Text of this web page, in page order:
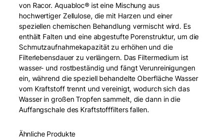
von Racor. Aquabloc® ist eine Mischung aus
hochwertiger Zellulose, die mit Harzen und einer
speziellen chemischen Behandlung vermischt wird. Es
enthält Falten und eine abgestufte Porenstruktur, um die
Schmutzaufnahmekapazität zu erhöhen und die
Filterlebensdauer zu verlängern. Das Filtermedium ist
wasser- und rostbeständig und fängt Verunreinigungen
ein, während die speziell behandelte Oberfläche Wasser
vom Kraftstoff trennt und vereinigt, wodurch sich das
Wasser in großen Tropfen sammelt, die dann in die
Auffangschale des Kraftstofffilters fallen.
Ähnliche Produkte